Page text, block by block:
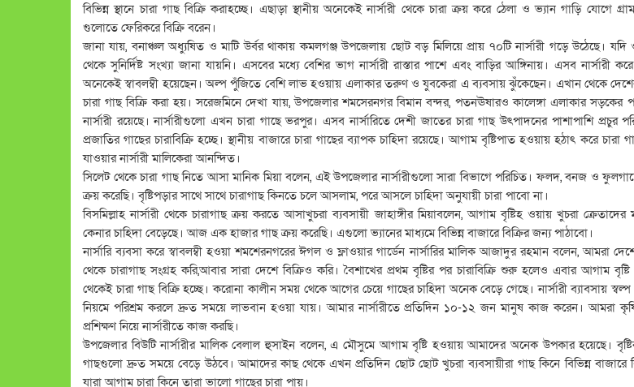
বিভিন্ন স্থানে চারা গাছ বিক্রি করাহচ্ছে। এছাড়া স্থানীয় অনেকেই নার্সারী থেকে চারা ক্রয় করে ঠেলা ও ভ্যান গাড়ি যোগে
গুলোতে ফেরিকরে বিক্রি বরেন।
জানা যায়, বনাঞ্চল অধ্যুষিত ও মাটি উর্বর থাকায় কমলগঞ্জ উপজেলায় ছোট বড় মিলিয়ে প্রায় ৭০টি নার্সারী গড়ে উঠেছে।
থেকে সুনির্দিষ্ট সংখ্যা জানা যায়নি। এসবের মধ্যে বেশির ভাগ নার্সারী রাস্তার পাশে এবং বাড়ির আঙ্গিনায়। এসব নার্সারী
অনেকেই স্বাবলম্বী হয়েছেন। অল্প পুঁজিতে বেশি লাভ হওয়ায় এলাকার তরুণ ও যুবকেরা এ ব্যবসায় ঝুঁকেছেন। এখান থেকে দেশের
চারা গাছ বিক্রি করা হয়। সরেজমিনে দেখা যায়, উপজেলার শমসেরনগর বিমান বন্দর, পতনঊষারও কালেঙ্গা এলাকার সড়কের
নার্সারী রয়েছে। নার্সারীগুলো এখন চারা গাছে ভরপুর। এসব নার্সারিতে দেশী জাতের চারা গাছ উৎপাদনের পাশাপাশি প্রচুর
প্রজাতির গাছের চারাবিক্রি হচ্ছে। স্থানীয় বাজারে চারা গাছের ব্যাপক চাহিদা রয়েছে। আগাম বৃষ্টিপাত হওয়ায় হঠাৎ করে চারা
যাওয়ার নার্সারী মালিকেরা আনন্দিত।
সিলেট থেকে চারা গাছ নিতে আসা মানিক মিয়া বলেন, এই উপজেলার নার্সারীগুলো সারা বিভাগে পরিচিত। ফলদ, বনজ ও
ক্রয় করেছি। বৃষ্টিপড়ার সাথে সাথে চারাগাছ কিনতে চলে আসলাম, পরে আসলে চাহিদা অনুযায়ী চারা পাবো না।
বিসমিল্লাহ নার্সারী থেকে চারাগাছ ক্রয় করতে আসাখুচরা ব্যবসায়ী জাহাঙ্গীর মিয়াবলেন, আগাম বৃষ্টিহ ওয়ায় খুচরা ক্রেতাদের
কেনার চাহিদা বেড়েছে। আজ এক হাজার গাছ ক্রয় করেছি। এগুলো ভ্যানের মাধ্যমে বিভিন্ন বাজারে বিক্রির জন্য পাঠাবো।
নার্সারি ব্যবসা করে স্বাবলম্বী হওয়া শমশেরনগরের ঈগল ও ফ্লাওয়ার গার্ডেন নার্সারির মালিক আজাদুর রহমান বলেন, আমরা
থেকে চারাগাছ সংগ্রহ করি,আবার সারা দেশে বিক্রিও করি। বৈশাখের প্রথম বৃষ্টির পর চারাবিক্রি শুরু হলেও এবার আগাম
থেকেই চারা গাছ বিক্রি হচ্ছে। করোনা কালীন সময় থেকে আগের চেয়ে গাছের চাহিদা অনেক বেড়ে গেছে। নার্সারী ব্যাবসায়
নিয়মে পরিশ্রম করলে দ্রুত সময়ে লাভবান হওয়া যায়। আমার নার্সারীতে প্রতিদিন ১০-১২ জন মানুষ কাজ করেন। আমরা
প্রশিক্ষণ নিয়ে নার্সারীতে কাজ করছি।
উপজেলার বিউটি নার্সারীর মালিক বেলাল হুসাইন বলেন, এ মৌসুমে আগাম বৃষ্টি হওয়ায় আমাদের অনেক উপকার হয়েছে।
গাছগুলো দ্রুত সময়ে বেড়ে উঠবে। আমাদের কাছ থেকে এখন প্রতিদিন ছোট ছোট খুচরা ব্যবসায়ীরা গাছ কিনে বিভিন্ন বাজারে
যারা আগাম চারা কিনে তারা ভালো গাছের চারা পায়।